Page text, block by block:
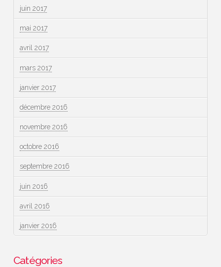
juin 2017
mai 2017
avril 2017
mars 2017
janvier 2017
décembre 2016
novembre 2016
octobre 2016
septembre 2016
juin 2016
avril 2016
janvier 2016
Catégories